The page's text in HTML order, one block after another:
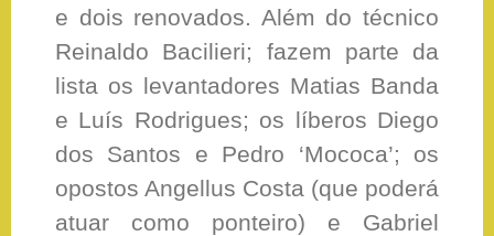
e dois renovados. Além do técnico
Reinaldo Bacilieri; fazem parte da
lista os levantadores Matias Banda
e Luís Rodrigues; os líberos Diego
dos Santos e Pedro ‘Mococa’; os
opostos Angellus Costa (que poderá
atuar como ponteiro) e Gabriel